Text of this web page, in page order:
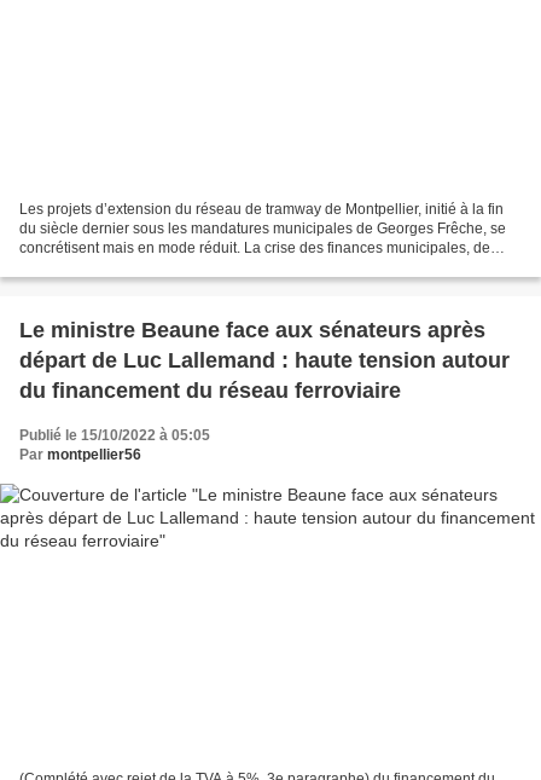
Les projets d’extension du réseau de tramway de Montpellier, initié à la fin
du siècle dernier sous les mandatures municipales de Georges Frêche, se
concrétisent mais en mode réduit. La crise des finances municipales, de
Le ministre Beaune face aux sénateurs après
départ de Luc Lallemand : haute tension autour
du financement du réseau ferroviaire
Publié le 15/10/2022 à 05:05
Par montpellier56